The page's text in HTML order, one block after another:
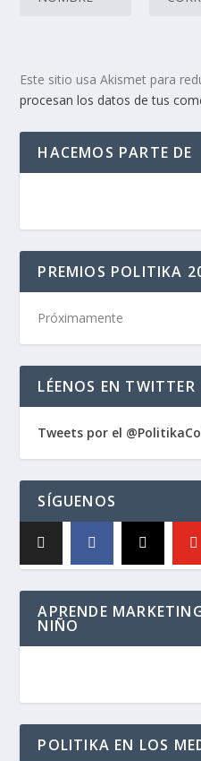
Este sitio usa Akismet para
procesan los datos de tus
HACEMOS PARTE DE
PREMIOS POLITIKA
Próximamente
LÉENOS EN TWITTER
Tweets por el
SÍGUENOS
APRENDE
NIÑO
POLITIKA EN LOS